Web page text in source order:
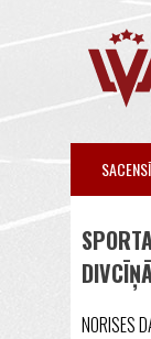
NORISES